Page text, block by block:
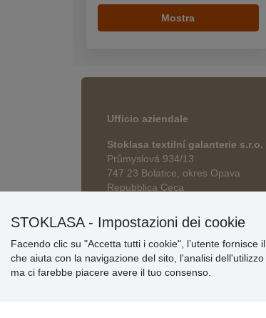
Mostra
Ufficio aziendale
Stoklasa textilní galanterie s.r.o.
Průmyslová 934/13
747 23 Bolatice, okres Opava
Repubblica Ceca
STOKLASA - Impostazioni dei cookie
Facendo clic su "Accetta tutti i cookie", l’utente
che aiuta con la navigazione del sito, l'analisi
ma ci farebbe piacere avere il tuo consenso.